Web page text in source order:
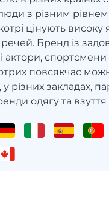
з різним рівнем
цінують високу
речей. Бренд із
актори, спортсмени
повсякчас
різних закладах,
одягу та взуття